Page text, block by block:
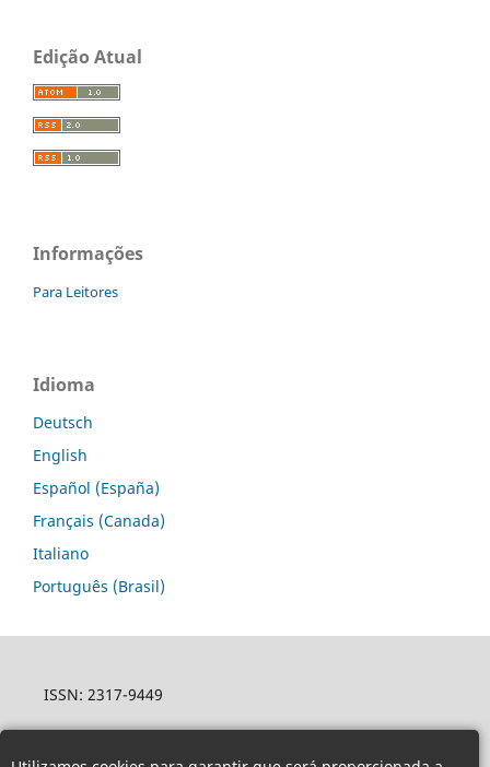
Edição Atual
Informações
Para Leitores
Idioma
Deutsch
English
Español (España)
Français (Canada)
Italiano
Português (Brasil)
ISSN: 2317-9449